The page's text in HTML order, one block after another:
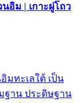
อิม | เกาะผู่โถว
มทะเลใต้ เป็น
ฐาน ประดิษฐาน